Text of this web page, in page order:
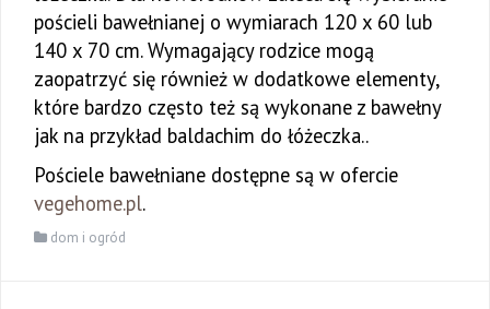
pościeli bawełnianej o wymiarach 120 x 60 lub
140 x 70 cm. Wymagający rodzice mogą
zaopatrzyć się również w dodatkowe elementy,
które bardzo często też są wykonane z bawełny
jak na przykład baldachim do łóżeczka..
Pościele bawełniane dostępne są w ofercie
vegehome.pl.
dom i ogród